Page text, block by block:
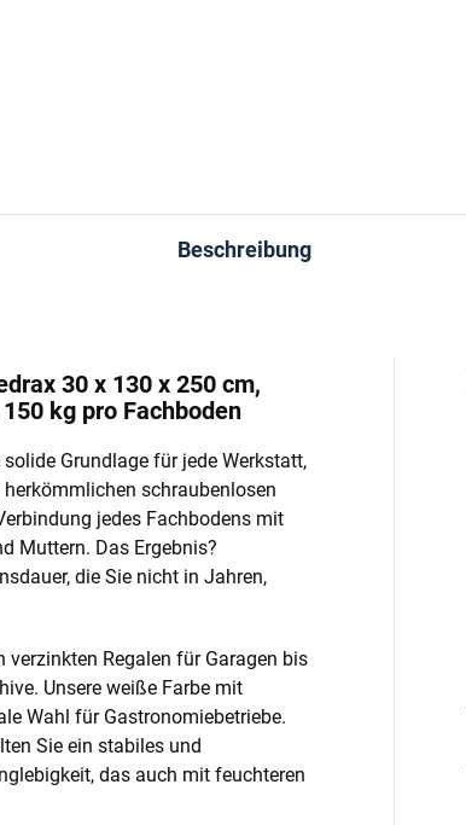
Beschreibung
30 x 130 x 250 cm,
kg pro Fachboden
Grundlage für jede Werkstatt,
schraubenlosen
jedes Fachbodens mit
Muttern. Das Ergebnis?
die Sie nicht in Jahren,
Regalen für Garagen bis
Unsere weiße Farbe mit
Wahl für Gastronomiebetriebe.
Sie ein stabiles und
das auch mit feuchteren